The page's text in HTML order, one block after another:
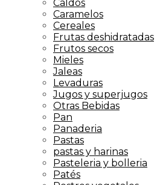
Caldos
Caramelos
Cereales
Frutas deshidratadas
Frutos secos
Mieles
Jaleas
Levaduras
Jugos y superjugos
Otras Bebidas
Pan
Panaderia
Pastas
pastas y harinas
Pasteleria y bolleria
Patés